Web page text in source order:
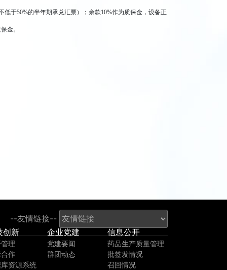
于50%的半年期承兑汇票）；余款10%作为质保金，设备正
金。
--友情链接--
创新
理
作
资源系统
企业党建
党建要闻
群团动态
信息公开
药品生产质量管理
批签发情况
召回情况